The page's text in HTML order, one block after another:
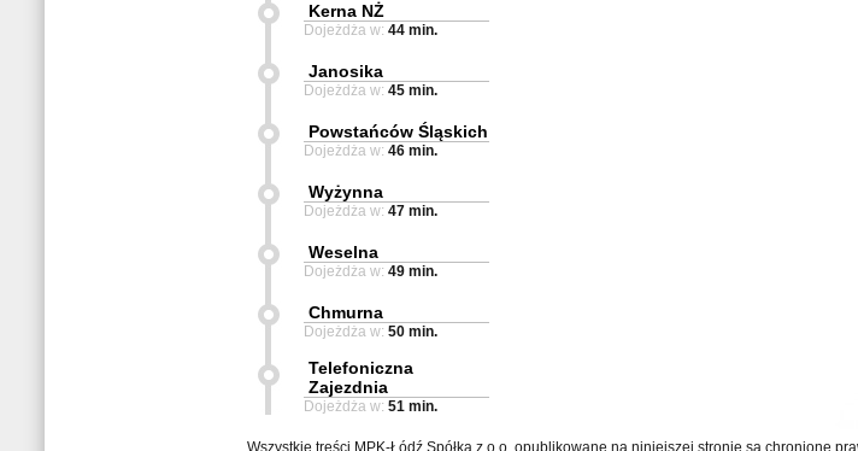
Kerna NŻ
Dojeżdża w: 44 min.
Janosika
Dojeżdża w: 45 min.
Powstańców Śląskich
Dojeżdża w: 46 min.
Wyżynna
Dojeżdża w: 47 min.
Weselna
Dojeżdża w: 49 min.
Chmurna
Dojeżdża w: 50 min.
Telefoniczna
Zajezdnia
Dojeżdża w: 51 min.
Wszystkie treści MPK-Łódź Spółka z o.o. opublikowane na niniejszej stronie są chronione